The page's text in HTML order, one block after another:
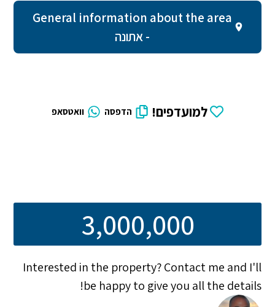
General information about the area
- אתונה
למועדפים! הדפסה וואטסאפ
3,000,000
Interested in the property? Contact me and I'll
be happy to give you all the details!